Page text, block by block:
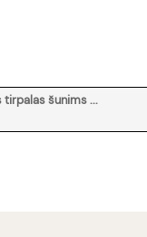
šunims ...